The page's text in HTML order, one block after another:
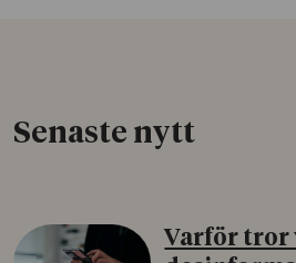
Senaste nytt
Varför tror